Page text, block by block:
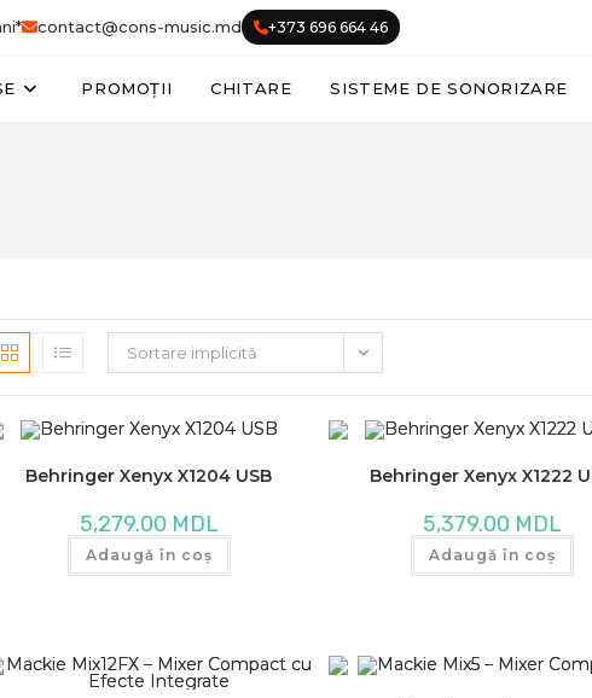
contact@cons-music.md +373 696 664 46
PROMOȚII CHITARE SISTEME DE SONORIZARE
Sortare implicită
Behringer Xenyx X1204 USB
5,279.00 MDL
Adaugă în coș
Behringer Xenyx X1222
5,379.00 MDL
Adaugă în coș